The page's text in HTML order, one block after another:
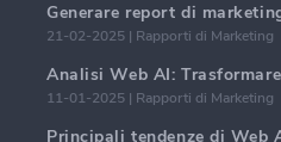
21-02-2025 | Rapporti di Marketing
11-01-2025 | Rapporti di Marketing